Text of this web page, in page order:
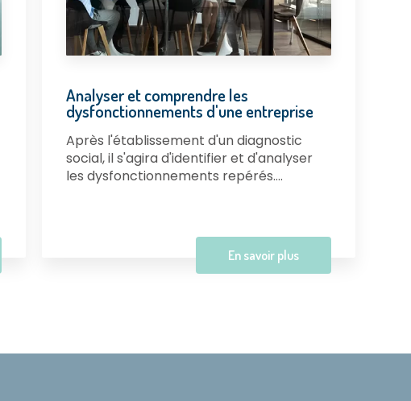
Analyser et comprendre les
dysfonctionnements d'une entreprise
Après l'établissement d'un diagnostic
social, il s'agira d'identifier et d'analyser
les dysfonctionnements repérés....
En savoir plus